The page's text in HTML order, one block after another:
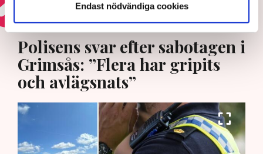
Endast nödvändiga cookies
HOTEN MOT ÄGANDERÄTTEN
Polisens svar efter sabotagen i
Grimsås: ”Flera har gripits
och avlägsnats”